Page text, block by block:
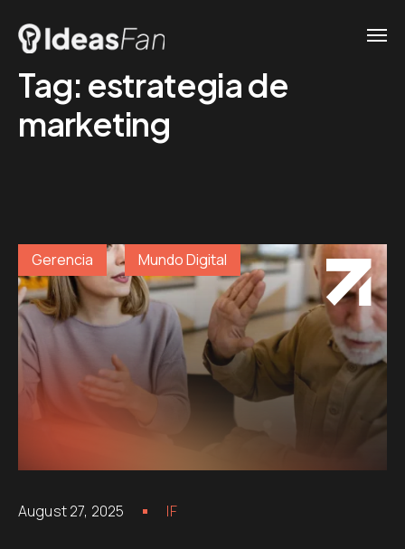
Tag: estrategia de
marketing
Gerencia Mundo Digital
August 27, 2025 IF